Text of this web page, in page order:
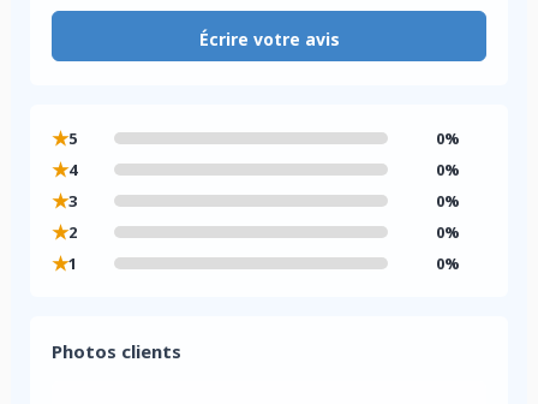
Écrire votre avis
★5 0%
★4 0%
★3 0%
★2 0%
★1 0%
Photos clients